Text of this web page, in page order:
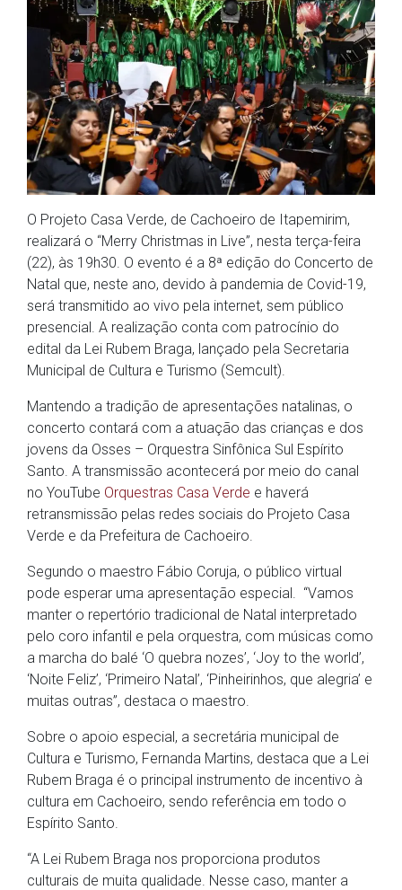
O Projeto Casa Verde, de Cachoeiro de Itapemirim,
realizará o “Merry Christmas in Live”, nesta terça-feira
(22), às 19h30. O evento é a 8ª edição do Concerto de
Natal que, neste ano, devido à pandemia de Covid-19,
será transmitido ao vivo pela internet, sem público
presencial. A realização conta com patrocínio do
edital da Lei Rubem Braga, lançado pela Secretaria
Municipal de Cultura e Turismo (Semcult).
Mantendo a tradição de apresentações natalinas, o
concerto contará com a atuação das crianças e dos
jovens da Osses – Orquestra Sinfônica Sul Espírito
Santo. A transmissão acontecerá por meio do canal
no YouTube Orquestras Casa Verde e haverá
retransmissão pelas redes sociais do Projeto Casa
Verde e da Prefeitura de Cachoeiro.
Segundo o maestro Fábio Coruja, o público virtual
pode esperar uma apresentação especial. “Vamos
manter o repertório tradicional de Natal interpretado
pelo coro infantil e pela orquestra, com músicas como
a marcha do balé ‘O quebra nozes’, ‘Joy to the world’,
‘Noite Feliz’, ‘Primeiro Natal’, ‘Pinheirinhos, que alegria’ e
muitas outras”, destaca o maestro.
Sobre o apoio especial, a secretária municipal de
Cultura e Turismo, Fernanda Martins, destaca que a Lei
Rubem Braga é o principal instrumento de incentivo à
cultura em Cachoeiro, sendo referência em todo o
Espírito Santo.
“A Lei Rubem Braga nos proporciona produtos
culturais de muita qualidade. Nesse caso, manter a